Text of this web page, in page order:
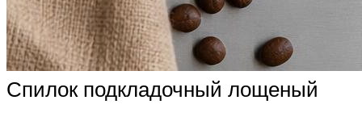
Спилок подкладочный лощеный